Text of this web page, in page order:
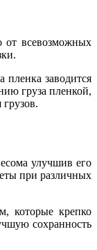
от всевозможных
пленка заводится
груза пленкой,
улучшив его
при различных
которые крепко
сохранность